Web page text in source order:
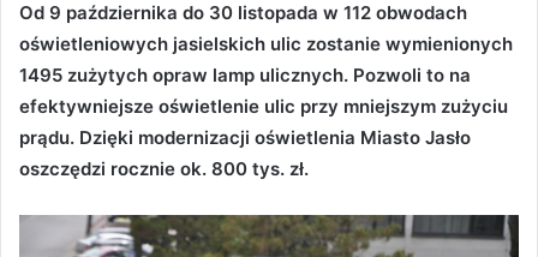
Od 9 października do 30 listopada w 112 obwodach
oświetleniowych jasielskich ulic zostanie wymienionych
1495 zużytych opraw lamp ulicznych. Pozwoli to na
efektywniejsze oświetlenie ulic przy mniejszym zużyciu
prądu. Dzięki modernizacji oświetlenia Miasto Jasło
oszczędzi rocznie ok. 800 tys. zł.